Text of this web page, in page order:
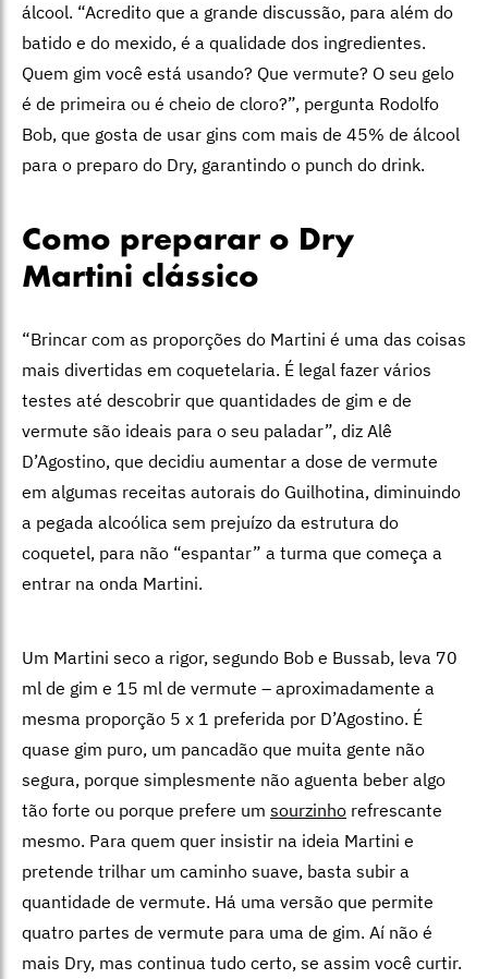
álcool. “Acredito que a grande discussão, para além do
batido e do mexido, é a qualidade dos ingredientes.
Quem gim você está usando? Que vermute? O seu gelo
é de primeira ou é cheio de cloro?”, pergunta Rodolfo
Bob, que gosta de usar gins com mais de 45% de álcool
para o preparo do Dry, garantindo o punch do drink.
Como preparar o Dry
Martini clássico
“Brincar com as proporções do Martini é uma das coisas
mais divertidas em coquetelaria. É legal fazer vários
testes até descobrir que quantidades de gim e de
vermute são ideais para o seu paladar”, diz Alê
D’Agostino, que decidiu aumentar a dose de vermute
em algumas receitas autorais do Guilhotina, diminuindo
a pegada alcoólica sem prejuízo da estrutura do
coquetel, para não “espantar” a turma que começa a
entrar na onda Martini.
Um Martini seco a rigor, segundo Bob e Bussab, leva 70
ml de gim e 15 ml de vermute – aproximadamente a
mesma proporção 5 x 1 preferida por D’Agostino. É
quase gim puro, um pancadão que muita gente não
segura, porque simplesmente não aguenta beber algo
tão forte ou porque prefere um sourzinho refrescante
mesmo. Para quem quer insistir na ideia Martini e
pretende trilhar um caminho suave, basta subir a
quantidade de vermute. Há uma versão que permite
quatro partes de vermute para uma de gim. Aí não é
mais Dry, mas continua tudo certo, se assim você curtir.